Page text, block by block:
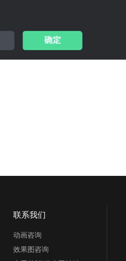
联系我们
动画咨询
效果图咨询